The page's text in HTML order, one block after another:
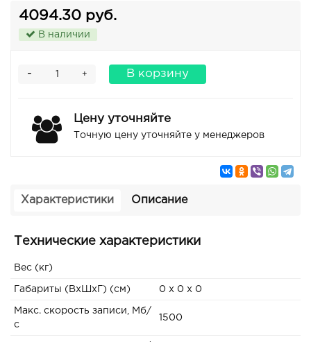
4094.30 руб.
В наличии
+
- В корзину
Цену уточняйте
Точную цену уточняйте у менеджеров
Характеристики Описание
Технические характеристики
Вес (кг)
Габариты (ВxШxГ) (см) 0 x 0 x 0
Макс. скорость записи, Мб/
с
1500